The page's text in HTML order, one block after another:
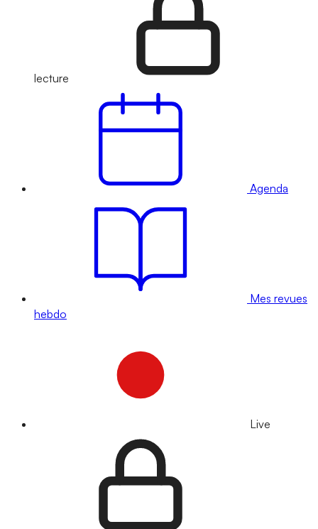
lecture
Agenda
Mes revues
hebdo
Live